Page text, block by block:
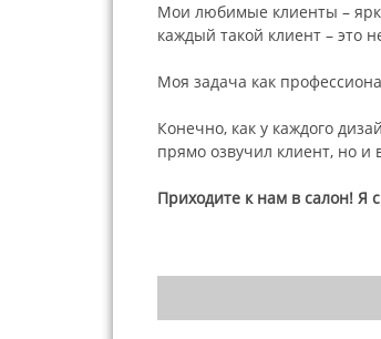
Мои любимые клиенты –
каждый такой клиент – это
Моя задача как
Конечно, как у каждого
прямо озвучил клиент, но
Приходите к нам в салон! Я